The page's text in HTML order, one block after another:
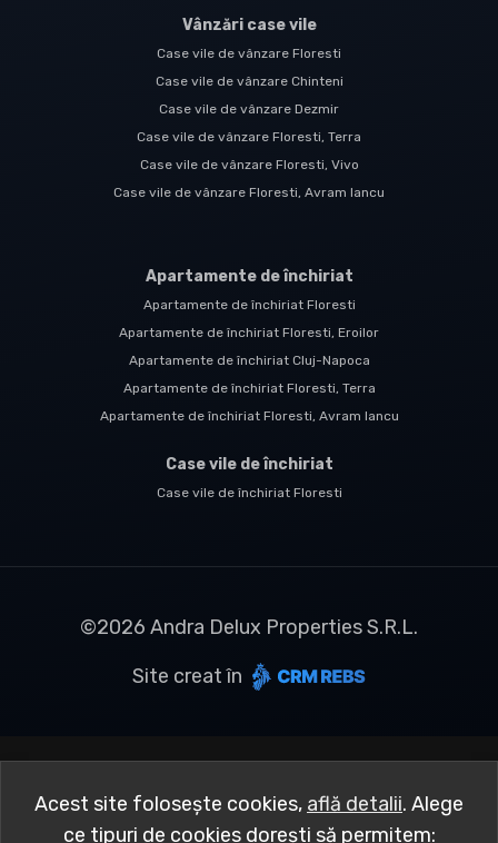
Vânzări case vile
Case vile de vânzare Floresti
Case vile de vânzare Chinteni
Case vile de vânzare Dezmir
Case vile de vânzare Floresti, Terra
Case vile de vânzare Floresti, Vivo
Case vile de vânzare Floresti, Avram Iancu
Apartamente de închiriat
Apartamente de închiriat Floresti
Apartamente de închiriat Floresti, Eroilor
Apartamente de închiriat Cluj-Napoca
Apartamente de închiriat Floresti, Terra
Apartamente de închiriat Floresti, Avram Iancu
Case vile de închiriat
Case vile de închiriat Floresti
©2026 Andra Delux Properties S.R.L.
Site creat în
Acest site folosește cookies, află detalii. Alege
ce tipuri de cookies dorești să permitem: